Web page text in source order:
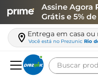
Assine Agora
Grátis e 5%
Entrega em casa ou
Você está no Prezunic Rio
Buscar